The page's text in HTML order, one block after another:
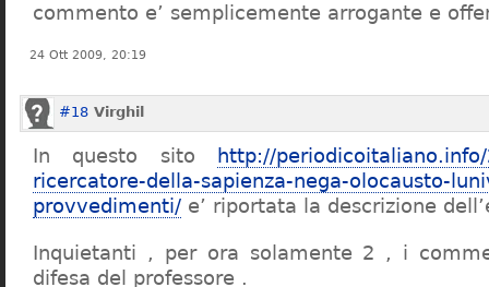
commento e’ semplicemente arrogante e
24 Ott 2009, 20:19
#18 Virghil
In questo sito
http://
ricercatore-della-sapienza-nega-olocausto-
provvedimenti/ e’ riportata la descrizione
Inquietanti , per ora solamente 2 , i
difesa del professore .